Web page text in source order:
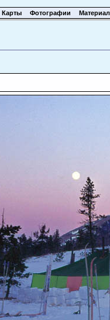
Карты Фотографии